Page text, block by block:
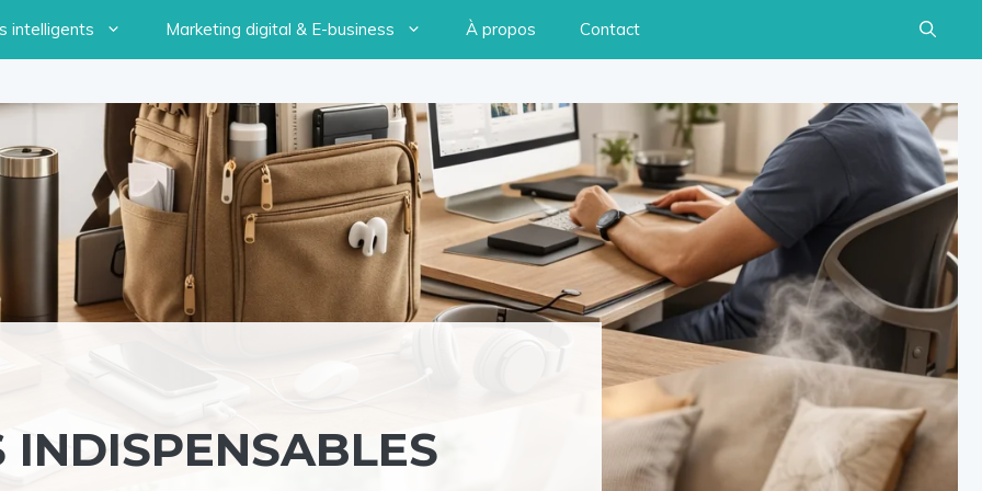
intelligents Marketing digital & E-business À propos Contact
INDISPENSABLES